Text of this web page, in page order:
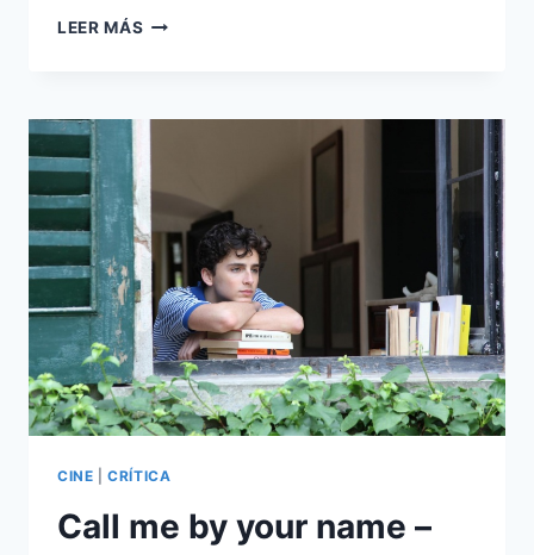
LEER MÁS SUBMARINE
AMOR
CINE |CRÍTICA
Call me by your name –